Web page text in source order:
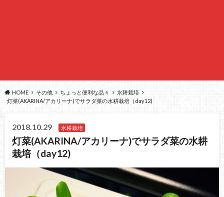
HOME その他 ちょっと便利な品々
水耕栽培
灯菜(AKARINA/アカリーナ)でサラダ菜の水耕栽培（day12)
2018.10.29 水耕栽培
灯菜(AKARINA/アカリーナ)でサラダ菜の水耕
栽培（day12)